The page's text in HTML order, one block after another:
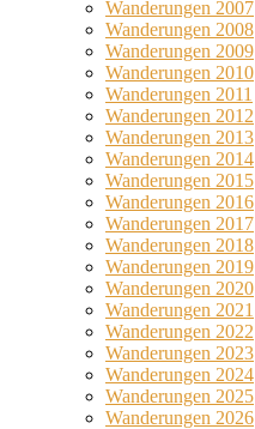
Wanderungen 2007
Wanderungen 2008
Wanderungen 2009
Wanderungen 2010
Wanderungen 2011
Wanderungen 2012
Wanderungen 2013
Wanderungen 2014
Wanderungen 2015
Wanderungen 2016
Wanderungen 2017
Wanderungen 2018
Wanderungen 2019
Wanderungen 2020
Wanderungen 2021
Wanderungen 2022
Wanderungen 2023
Wanderungen 2024
Wanderungen 2025
Wanderungen 2026